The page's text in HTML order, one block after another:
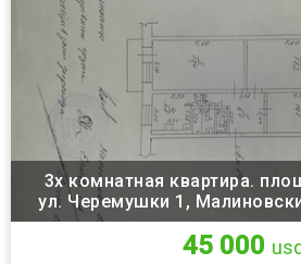
3х комнатная квартира.
ул. Черемушки 1,
45 000 usd